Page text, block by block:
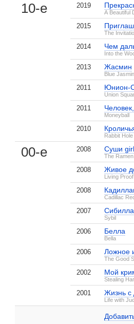
10-е 2019
A Beautiful
2015
The
2014 Чем
Into the
2013 Жасмин
Blue
2011 Юнион-
Union
2011
Moneyball
2010
Rabbit Hole
00-е 2008 Суши girl
The
2008 Живое
Living Proof
2008
Cadillac
2007 Сибилла
Sybil
2006 Белла
Bella
2006 Ложное
The Good
2002 Мой
Stealing
2001 Жизнь с
Life with
Чем дальше в лес...
Тэмми Бланшард на IMDB.com
, поделитесь